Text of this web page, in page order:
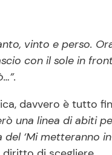
vinto e perso.
con il sole in
davvero è tutto
una linea di abiti
‘Mi metteranno